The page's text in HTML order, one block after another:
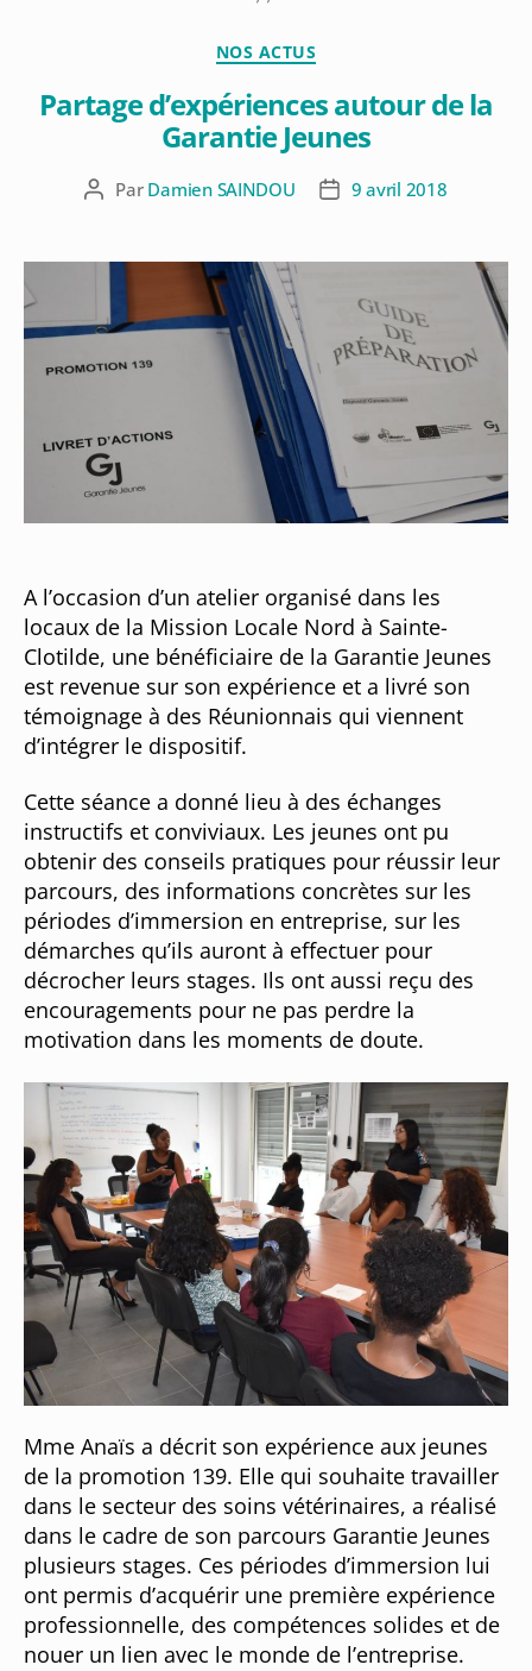
NOS ACTUS
Partage d’expériences autour de la
Garantie Jeunes
Par Damien SAINDOU 9 avril 2018
A l’occasion d’un atelier organisé dans les
locaux de la Mission Locale Nord à Sainte-
Clotilde, une bénéficiaire de la Garantie Jeunes
est revenue sur son expérience et a livré son
témoignage à des Réunionnais qui viennent
d’intégrer le dispositif.
Cette séance a donné lieu à des échanges
instructifs et conviviaux. Les jeunes ont pu
obtenir des conseils pratiques pour réussir leur
parcours, des informations concrètes sur les
périodes d’immersion en entreprise, sur les
démarches qu’ils auront à effectuer pour
décrocher leurs stages. Ils ont aussi reçu des
encouragements pour ne pas perdre la
motivation dans les moments de doute.
Mme Anaïs a décrit son expérience aux jeunes
de la promotion 139. Elle qui souhaite travailler
dans le secteur des soins vétérinaires, a réalisé
dans le cadre de son parcours Garantie Jeunes
plusieurs stages. Ces périodes d’immersion lui
ont permis d’acquérir une première expérience
professionnelle, des compétences solides et de
nouer un lien avec le monde de l’entreprise.